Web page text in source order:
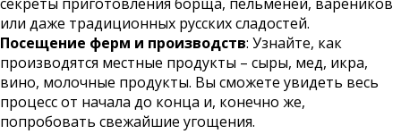
или даже традиционных русских сладостей.
Посещение ферм и производств: Узнайте, как
производятся местные продукты – сыры, мед, икра,
вино, молочные продукты. Вы сможете увидеть весь
процесс от начала до конца и, конечно же,
попробовать свежайшие угощения.